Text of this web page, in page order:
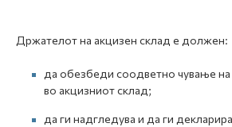
Медиа центар
Држателот на акцизен склад е должен:
да обезбеди соодветно чување
во акцизниот склад;
да ги надгледува и да ги